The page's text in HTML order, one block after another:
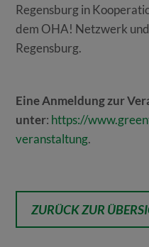
Regensburg in
dem OHA! Netzwerk
Regensburg.
Eine Anmeldung zur
unter: https://
veranstaltung.
ZURÜCK ZUR